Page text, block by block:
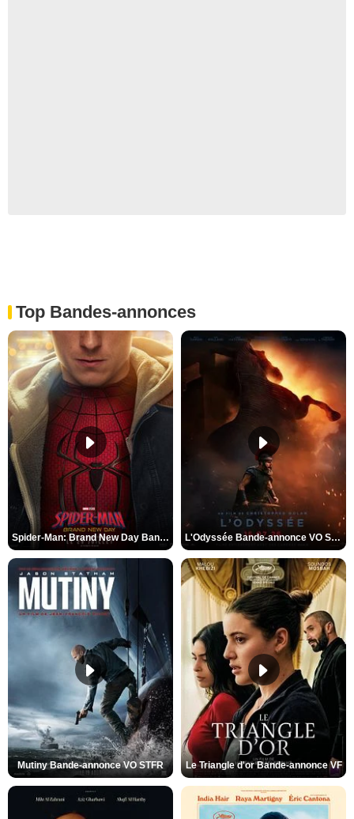
Top Bandes-annonces
Spider-Man: Brand New Day Bande-annonce VO STFR L'Odyssée Bande-annonce VO STFR
Mutiny Bande-annonce VO STFR Le Triangle d'or Bande-annonce VF